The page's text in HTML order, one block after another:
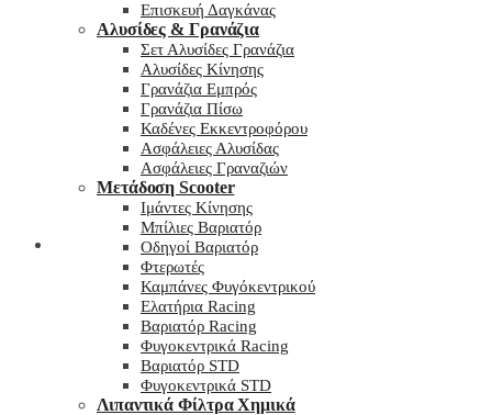
My wishlist
Επισκευή Δαγκάνας
Αλυσίδες & Γρανάζια
Σετ Αλυσίδες Γρανάζια
Αλυσίδες Κίνησης
Γρανάζια Εμπρός
Γρανάζια Πίσω
Καδένες Εκκεντροφόρου
Ασφάλειες Αλυσίδας
Ασφάλειες Γραναζιών
Μετάδοση Scooter
Ιμάντες Κίνησης
Μπίλιες Βαριατόρ
Οδηγοί Βαριατόρ
Φτερωτές
Καμπάνες Φυγόκεντρικού
Ελατήρια Racing
Βαριατόρ Racing
Φυγοκεντρικά Racing
Βαριατόρ STD
Φυγοκεντρικά STD
Λιπαντικά Φίλτρα Χημικά